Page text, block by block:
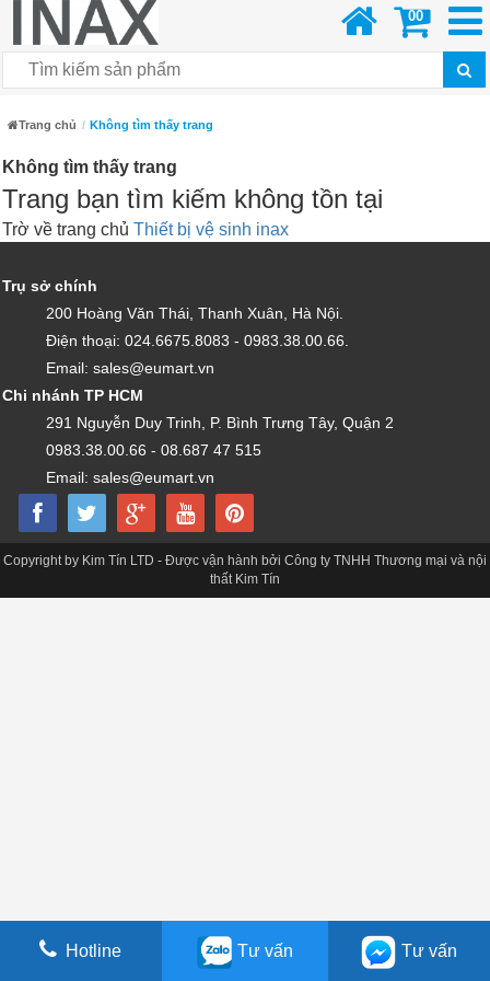
00
Trang chủ Không tìm thấy trang
Không tìm thấy trang
Trang bạn tìm kiếm không tồn tại
Trờ về trang chủ Thiết bị vệ sinh inax
Trụ sở chính
200 Hoàng Văn Thái, Thanh Xuân, Hà Nội.
Điện thoại: 024.6675.8083 - 0983.38.00.66.
Email: sales@eumart.vn
Chi nhánh TP HCM
291 Nguyễn Duy Trinh, P. Bình Trưng Tây, Quận 2
0983.38.00.66 - 08.687 47 515
Email: sales@eumart.vn
Hotline Tư vấn Tư vấn
Copyright by Kim Tín LTD - Được vận hành bởi Công ty TNHH Thương mại và nội
thất Kim Tín